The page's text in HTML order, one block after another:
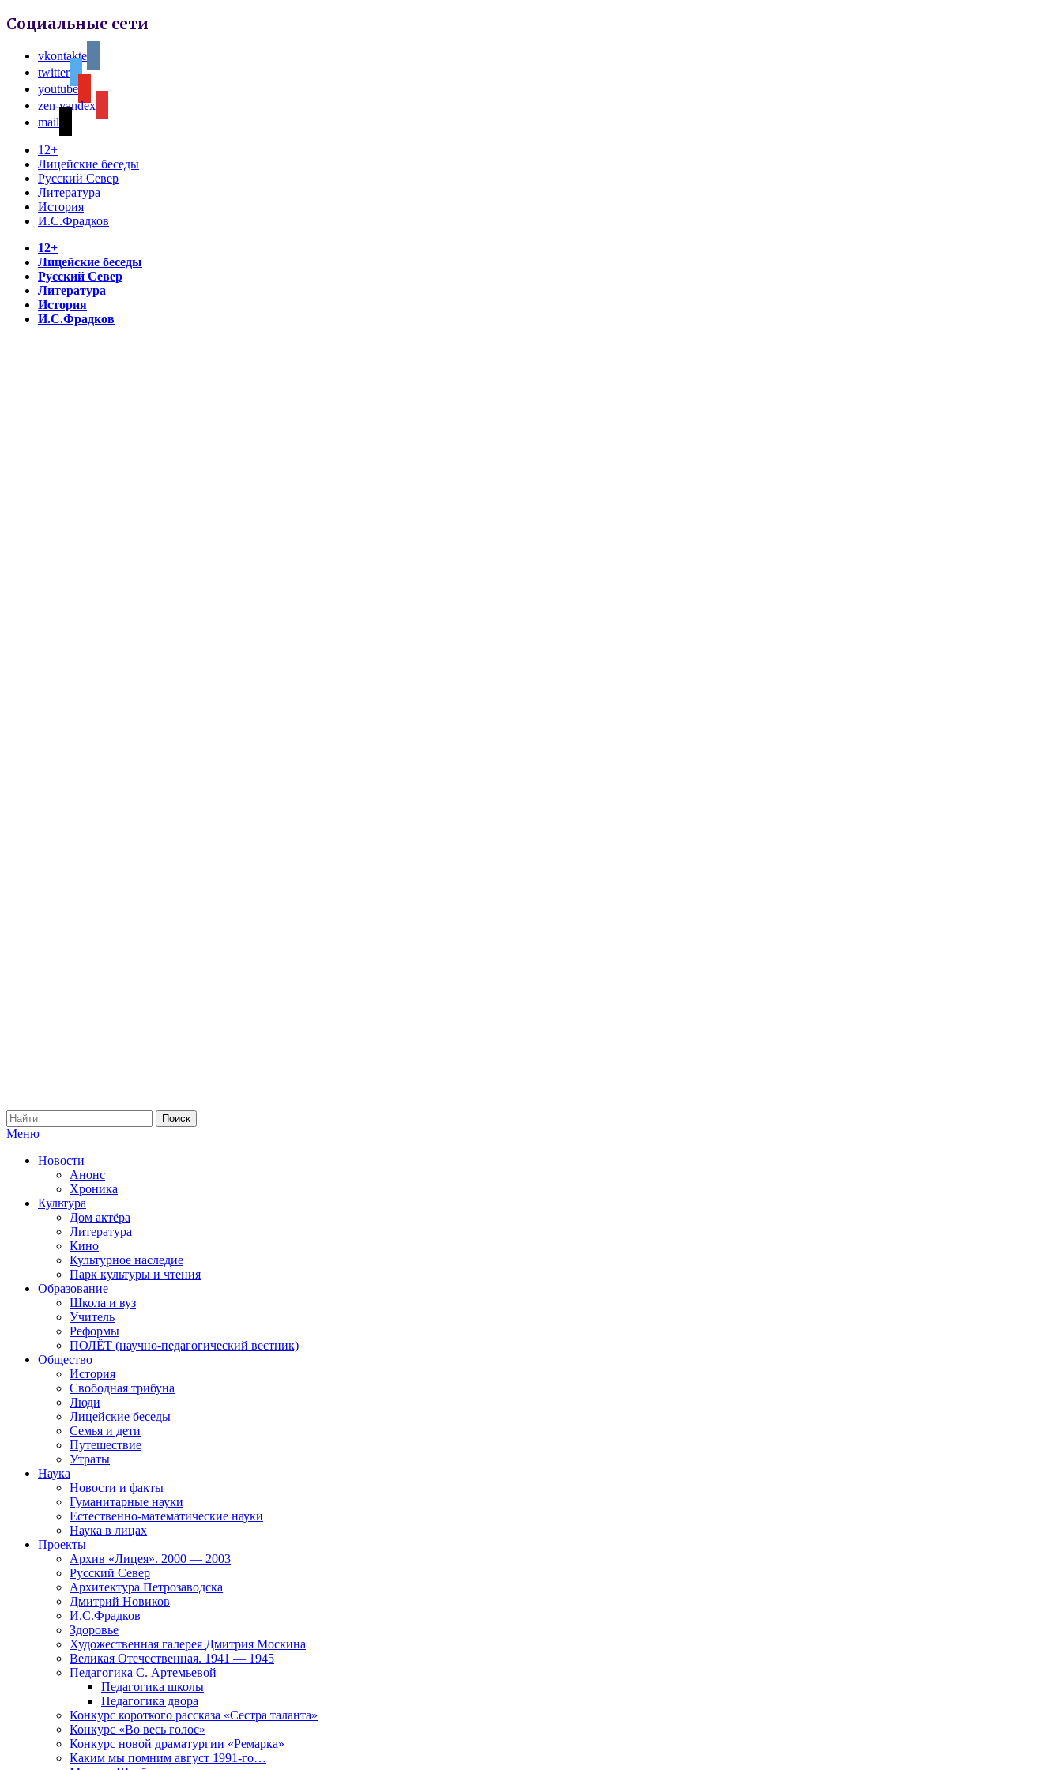
Социальные сети
vkontakte
twitter
youtube
zen-yandex
mail
12+
Лицейские беседы
Русский Север
Литература
История
И.С.Фрадков
12+
Лицейские беседы
Русский Север
Литература
История
И.С.Фрадков
Меню
Новости
Анонс
Хроника
Культура
Дом актёра
Литература
Кино
Культурное наследие
Парк культуры и чтения
Образование
Школа и вуз
Учитель
Реформы
ПОЛЁТ (научно-педагогический вестник)
Общество
История
Свободная трибуна
Люди
Лицейские беседы
Семья и дети
Путешествие
Утраты
Наука
Новости и факты
Гуманитарные науки
Естественно-математические науки
Наука в лицах
Проекты
Архив «Лицея». 2000 — 2003
Русский Север
Архитектура Петрозаводска
Дмитрий Новиков
И.С.Фрадков
Здоровье
Художественная галерея Дмитрия Москина
Великая Отечественная. 1941 — 1945
Педагогика С. Артемьевой
Педагогика школы
Педагогика двора
Конкурс короткого рассказа «Сестра таланта»
Конкурс «Во весь голос»
Конкурс новой драматургии «Ремарка»
Каким мы помним август 1991-го…